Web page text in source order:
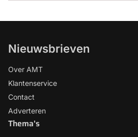
Nieuwsbrieven
Over AMT
Klantenservice
Contact
Adverteren
Thema's